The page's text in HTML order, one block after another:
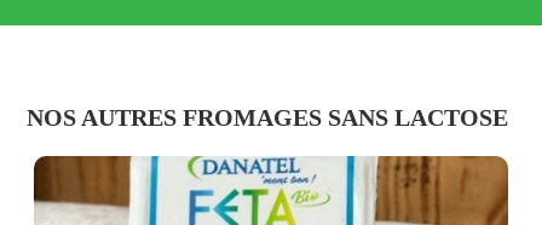
NOS AUTRES FROMAGES SANS LACTOSE